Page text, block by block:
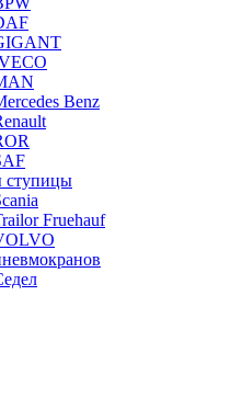
Benz
ступицы
Fruehauf